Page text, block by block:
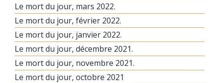
Le mort du jour, mars 2022.
Le mort du jour, février 2022.
Le mort du jour, janvier 2022.
Le mort du jour, décembre 2021.
Le mort du jour, novembre 2021.
Le mort du jour, octobre 2021